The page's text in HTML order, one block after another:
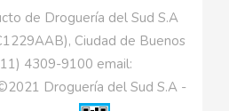
de Droguería del Sud S.A
Ciudad de Buenos
4309-9100 email:
Droguería del Sud S.A -